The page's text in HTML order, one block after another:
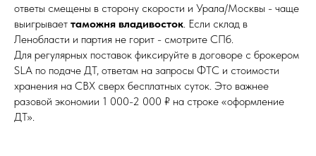
ответы смещены в сторону скорости и Урала/Москвы - чаще
выигрывает таможня владивосток . Если склад в
Ленобласти и партия не горит - смотрите СПб.
Для регулярных поставок фиксируйте в договоре с брокером
SLA по подаче ДТ, ответам на запросы ФТС и стоимости
хранения на СВХ сверх бесплатных суток. Это важнее
разовой экономии 1 000-2 000 ₽ на строке «оформление
ДТ».